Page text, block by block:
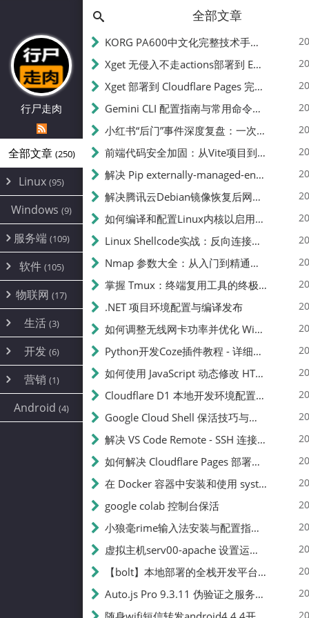
行尸走肉
全部文章 (250)
Linux (95)
Alpine
CentOS(17)
Debian(24)
ProxmoxVE
Ubuntu(7)
Windows (9)
服务端 (109)
环境配置
DD重装(3)
加速优化(34)
面板(12)
容器
游戏 (7)
饥荒(7)
云服务商(4)
WEB源码(6)
建站(5)
软件 (105)
安全(12)
办公(4)
图片 (2)
文件
系统 (35)
AI(10)
物联网 (17)
路由器
随身wifi(1)
mobile(14)
刷机
magisk
生活 (3)
线报
sim卡(1)
开发 (6)
编译
JavaScript(2)
python(2)
营销 (1)
公关(1)
SEO(1)
Android (4)
全部文章
KORG PA600中文化完整技术手册 - 从逆向到实现的全流程指南
Xget 无侵入不走actions部署到 EdgeOne Pages 指南
Xget 部署到 Cloudflare Pages 完整指南 - 无需修改源码的构建配置
Gemini CLI 配置指南与常用命令中文翻译 | API Key、MCP、代理设置
小红书“后门”事件深度复盘：一次沉默危机下的品牌、技术与流程三重考验
前端代码安全加固：从Vite项目到纯静态页面的深度混淆技术备忘
解决 Pip externally-managed-environment 错误：临时与永久绕过方案
解决腾讯云Debian镜像恢复后网络不通问题
如何编译和配置Linux内核以启用BBR2 | 内核编译教程
Linux Shellcode实战：反向连接、持久化、免杀技术详解（MSF,Cobalt Strike）- 从原理到C加载器实现
Nmap 参数大全：从入门到精通，掌握网络扫描的核心技巧
掌握 Tmux：终端复用工具的终极指南
.NET 项目环境配置与编译发布
如何调整无线网卡功率并优化 Wifite 的功率设置
Python开发Coze插件教程 - 详细步骤与注意事项
如何使用 JavaScript 动态修改 HTML 中的权限文本 | 前端开发教程
Cloudflare D1 本地开发环境配置指南 | CF Pages Local Development Guide
Google Cloud Shell 保活技巧与配额时间查看方法
解决 VS Code Remote - SSH 连接失败问题：从权限问题到成功启动
如何解决 Cloudflare Pages 部署中的 API Token 权限问题
在 Docker 容器中安装和使用 systemctl 的完整指南
google colab 控制台保活
小狼毫rime输入法安装与配置指南：从基础到高级自定义
虚拟主机serv00-apache 设置运行目录
【bolt】本地部署的全栈开发平台，支持本地及众多API，本地一键生成应用，部署教程
Auto.js Pro 9.3.11 伪验证之服务器接口 Nginx 版
📝
250
篇文章
✍️
231k
总字数
👥